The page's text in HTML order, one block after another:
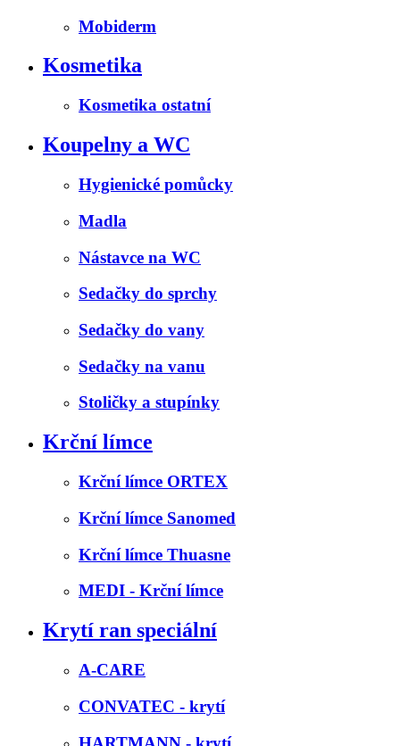
Mobiderm
Kosmetika
Kosmetika ostatní
Koupelny a WC
Hygienické pomůcky
Madla
Nástavce na WC
Sedačky do sprchy
Sedačky do vany
Sedačky na vanu
Stoličky a stupínky
Krční límce
Krční límce ORTEX
Krční límce Sanomed
Krční límce Thuasne
MEDI - Krční límce
Krytí ran speciální
A-CARE
CONVATEC - krytí